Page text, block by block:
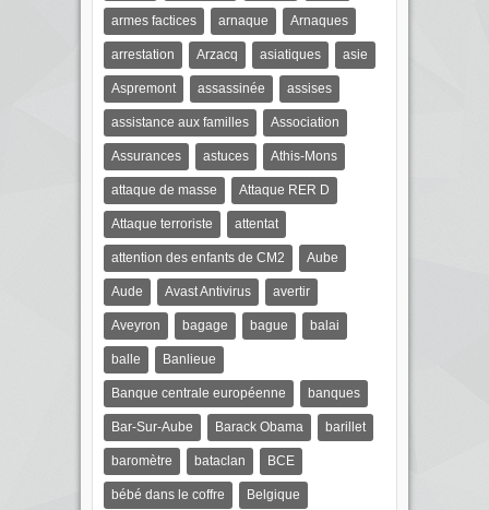
armes factices arnaque Arnaques
arrestation Arzacq asiatiques asie
Aspremont assassinée assises
assistance aux familles Association
Assurances astuces Athis-Mons
attaque de masse Attaque RER D
Attaque terroriste attentat
attention des enfants de CM2 Aube
Aude Avast Antivirus avertir
Aveyron bagage bague balai
balle Banlieue
Banque centrale européenne banques
Bar-Sur-Aube Barack Obama barillet
baromètre bataclan BCE
bébé dans le coffre Belgique